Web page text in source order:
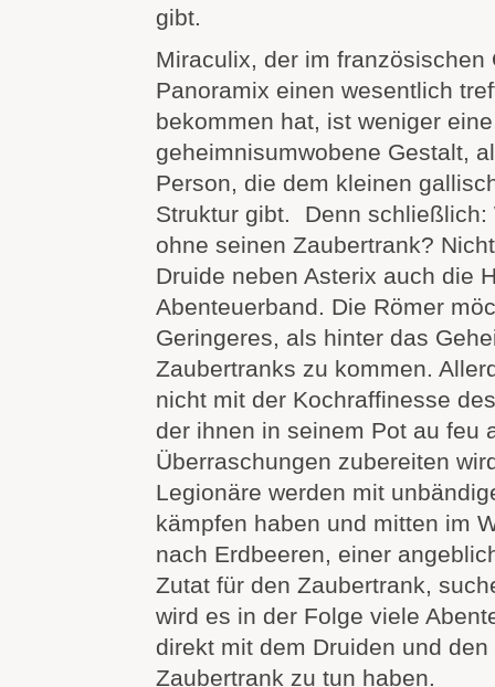
gibt.
Miraculix, der im französischen
Panoramix einen wesentlich
bekommen hat, ist weniger eine
geheimnisumwobene Gestalt,
Person, die dem kleinen
Struktur gibt. Denn schließlich:
ohne seinen Zaubertrank?
Druide neben Asterix auch die
Abenteuerband. Die Römer
Geringeres, als hinter das
Zaubertranks zu kommen.
nicht mit der Kochraffinesse
der ihnen in seinem Pot au feu
Überraschungen zubereiten
Legionäre werden mit
kämpfen haben und mitten im
nach Erdbeeren, einer
Zutat für den Zaubertrank,
wird es in der Folge viele
direkt mit dem Druiden und
Zaubertrank zu tun haben.